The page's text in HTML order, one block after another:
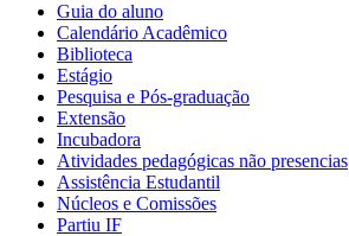
Guia do aluno
Calendário Acadêmico
Biblioteca
Estágio
Pesquisa e Pós-graduação
Extensão
Incubadora
Atividades pedagógicas não presencias
Assistência Estudantil
Núcleos e Comissões
Partiu IF